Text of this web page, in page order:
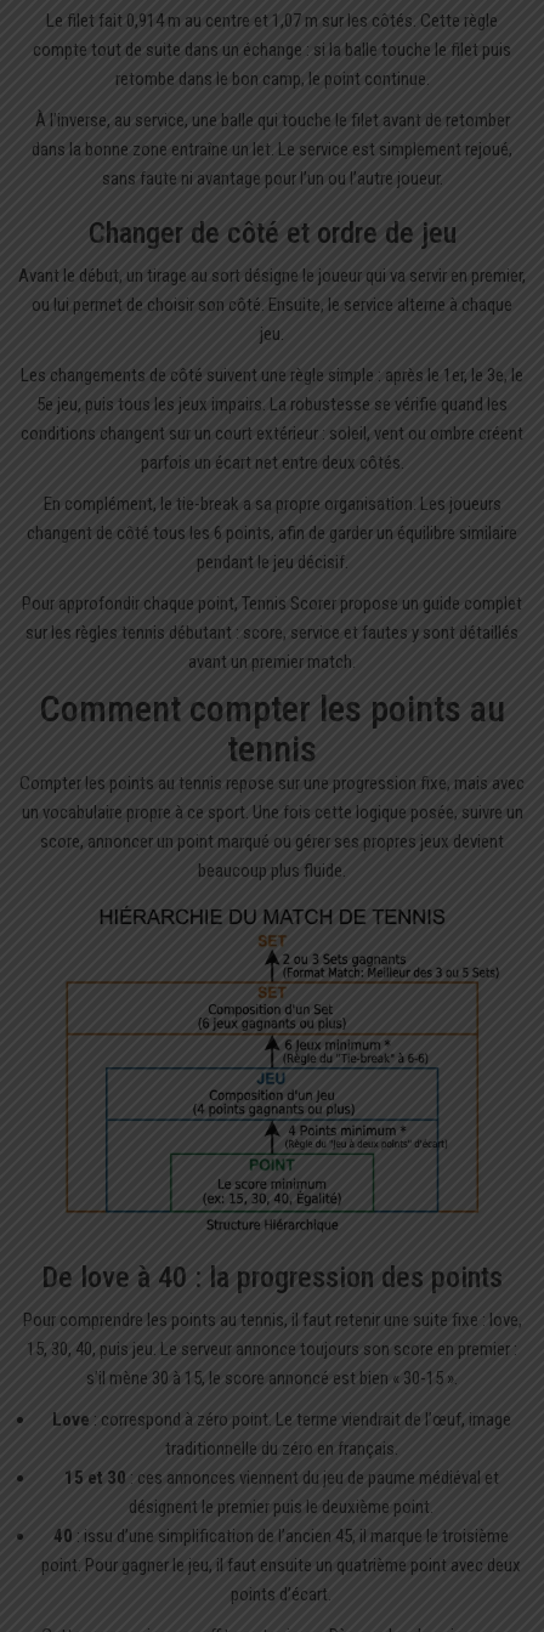
Le filet fait 0,914 m au centre et 1,07 m sur les côtés. Cette règle
compte tout de suite dans un échange : si la balle touche le filet puis
retombe dans le bon camp, le point continue.
À l’inverse, au service, une balle qui touche le filet avant de retomber
dans la bonne zone entraîne un let. Le service est simplement rejoué,
sans faute ni avantage pour l’un ou l’autre joueur.
Changer de côté et ordre de jeu
Avant le début, un tirage au sort désigne le joueur qui va servir en premier,
ou lui permet de choisir son côté. Ensuite, le service alterne à chaque
jeu.
Les changements de côté suivent une règle simple : après le 1er, le 3e, le
5e jeu, puis tous les jeux impairs. La robustesse se vérifie quand les
conditions changent sur un court extérieur : soleil, vent ou ombre créent
parfois un écart net entre deux côtés.
En complément, le tie-break a sa propre organisation. Les joueurs
changent de côté tous les 6 points, afin de garder un équilibre similaire
pendant le jeu décisif.
Pour approfondir chaque point, Tennis Scorer propose un guide complet
sur les règles tennis débutant : score, service et fautes y sont détaillés
avant un premier match.
Comment compter les points au
tennis
Compter les points au tennis repose sur une progression fixe, mais avec
un vocabulaire propre à ce sport. Une fois cette logique posée, suivre un
score, annoncer un point marqué ou gérer ses propres jeux devient
beaucoup plus fluide.
De love à 40 : la progression des points
Pour comprendre les points au tennis, il faut retenir une suite fixe : love,
15, 30, 40, puis jeu. Le serveur annonce toujours son score en premier :
s’il mène 30 à 15, le score annoncé est bien « 30-15 ».
Love : correspond à zéro point. Le terme viendrait de l’œuf, image
traditionnelle du zéro en français.
15 et 30 : ces annonces viennent du jeu de paume médiéval et
désignent le premier puis le deuxième point.
40 : issu d’une simplification de l’ancien 45, il marque le troisième
point. Pour gagner le jeu, il faut ensuite un quatrième point avec deux
points d’écart.